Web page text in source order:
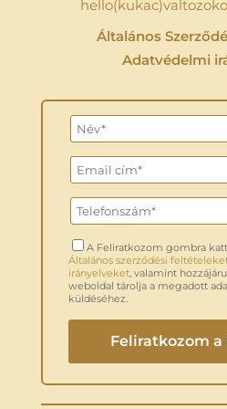
Általános
Adatvédelmi
A Feliratkozom gombra
Általános szerződési
irányelveket, valamint
weboldal tárolja a megadott
küldéséhez.